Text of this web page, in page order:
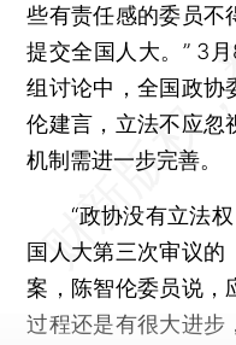
些有责任感的委员不
提交全国人大。” 3
组讨论中，全国政协
伦建言，立法不应忽
机制需进一步完善。
“政协没有立法权
国人大第三次审议的
案，陈智伦委员说，
过程还是有很大进步